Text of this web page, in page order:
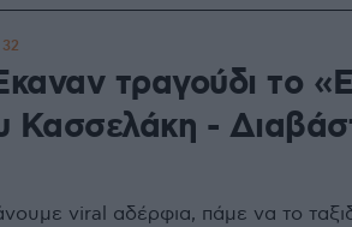
τραγούδι το
Κασσελάκη -
viral αδέρφια, πάμε να το
32